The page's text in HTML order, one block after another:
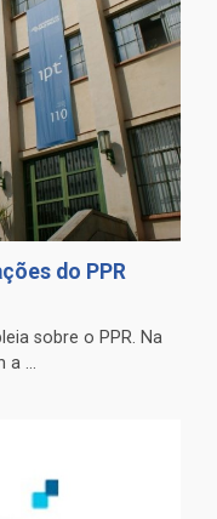
do PPR
sobre o PPR. Na
a ...